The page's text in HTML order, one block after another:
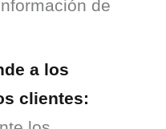
de
a los
clientes: